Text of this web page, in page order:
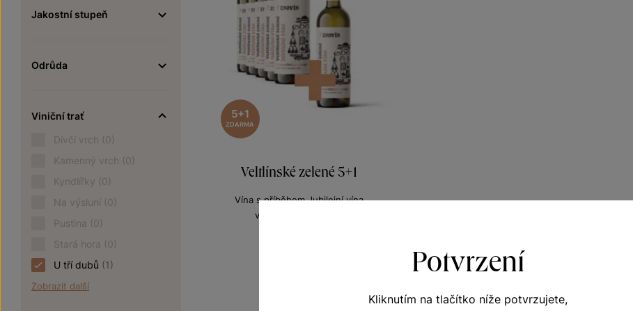
Jakostní stupeň
Odrůda
Viniční trať
Dívčí vrch (0)
Kamenný vrch (0)
Kyndlířky (0)
Na výsluní (0)
Pustina (0)
Stará hora (0)
U tří dubů (1)
Zobrazit další
5+1
ZDARMA
Veltlínské zelené 5+1
Vína s příběhem Jubilejní vína
výběr z hroznů 2021
Potvrzení
Kliknutím na tlačítko níže potvrzujete,